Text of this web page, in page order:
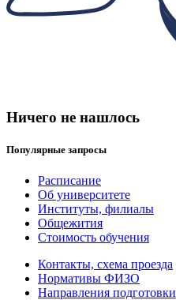
Ничего не нашлось
Популярные запросы
Расписание
Об университете
Институты, филиалы
Общежития
Стоимость обучения
Контакты, схема проезда
Нормативы ФИЗО
Направления подготовки